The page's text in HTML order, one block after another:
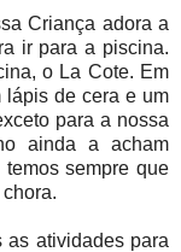
Criança adora a
ir para a piscina.
o La Cote. Em
lápis de cera e um
para a nossa
ainda a acham
sempre que
as atividades para